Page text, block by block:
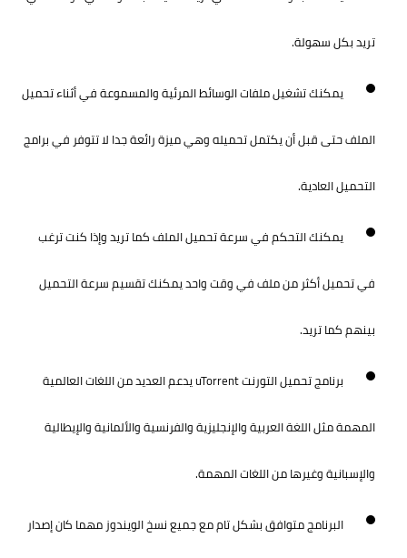
تريد بكل سهولة.
يمكنك تشغيل ملفات الوسائط المرئية والمسموعة في أثناء تحميل
الملف حتى قبل أن يكتمل تحميله وهي ميزة رائعة جدا لا تتوفر في برامج
التحميل العادية.
يمكنك التحكم في سرعة تحميل الملف كما تريد وإذا كنت ترغب
في تحميل أكثر من ملف في وقت واحد يمكنك تقسيم سرعة التحميل
بينهم كما تريد.
برنامج تحميل التورنت uTorrent يدعم العديد من اللغات العالمية
المهمة مثل اللغة العربية والإنجليزية والفرنسية والألمانية والإيطالية
والإسبانية وغيرها من اللغات المهمة.
البرنامج متوافق بشكل تام مع جميع نسخ الويندوز مهما كان إصدار